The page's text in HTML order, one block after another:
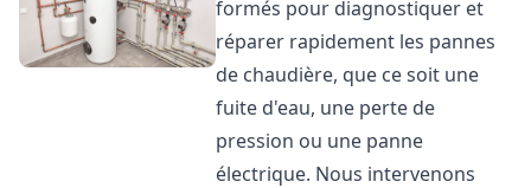
formés pour diagnostiquer et
réparer rapidement les pannes
de chaudière, que ce soit une
fuite d'eau, une perte de
pression ou une panne
électrique. Nous intervenons